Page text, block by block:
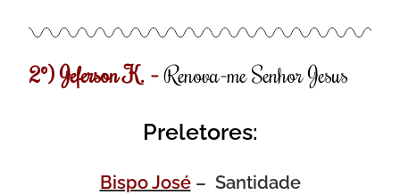
2º) Jeferson K. –Renova-me Senhor Jesus
Preletores:
Bispo José– Santidade